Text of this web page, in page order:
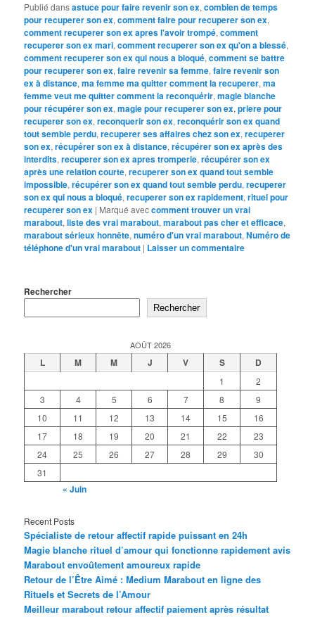
Publié dansastuce pour faire revenir son ex,combien de temps
pour recuperer son ex,comment faire pour recuperer son ex,
comment recuperer son ex apres l'avoir trompé,comment
recuperer son ex mari,comment recuperer son ex qu'on a blessé,
comment recuperer son ex qui nous a bloqué,comment se battre
pour recuperer son ex,faire revenir sa femme,faire revenir son
ex à distance,ma femme ma quitter comment la recuperer,ma
femme veut me quitter comment la reconquérir,magie blanche
pour récupérer son ex,magie pour recuperer son ex,priere pour
recuperer son ex,reconquerir son ex,reconquérir son ex quand
tout semble perdu,recuperer ses affaires chez son ex,recuperer
son ex,récupérer son ex à distance,récupérer son ex après des
interdits,recuperer son ex apres tromperie,récupérer son ex
après une relation courte,recuperer son ex quand tout semble
impossible,récupérer son ex quand tout semble perdu,recuperer
son ex qui nous a bloqué,recuperer son ex rapidement,rituel pour
recuperer son ex | Marqué aveccomment trouver un vrai
marabout,liste des vrai marabout,marabout pas cher et efficace,
marabout sérieux honnête,numéro d'un vrai marabout,Numéro de
téléphone d'un vrai marabout | Laisser un commentaire
Rechercher
Rechercher
AOÛT 2026
L M M J V S D
1
2
3
4 5 6 7 8
9
10
11 12 13 14 15
16
17
18 19 20 21 22
23
24
25 26 27 28 29
30
31
« Juin
Recent Posts
Spécialiste de retour affectif rapide puissant en 24h
Magie blanche rituel d’amour qui fonctionne rapidement avis
Marabout envoûtement amoureux rapide
Retour de l’Être Aimé : Medium Marabout en ligne des
Rituels et Secrets de l’Amour
Meilleur marabout retour affectif paiement après résultat